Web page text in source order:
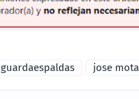
guardaespaldas jose mota